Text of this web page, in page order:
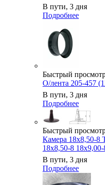
В пути, 3 дня
Подробнее
Быстрый
О/лента 205-457
В пути, 3 дня
Подробнее
Быстрый
Камера 18x8,50-8
18x8,50-8
В пути, 3 дня
Подробнее